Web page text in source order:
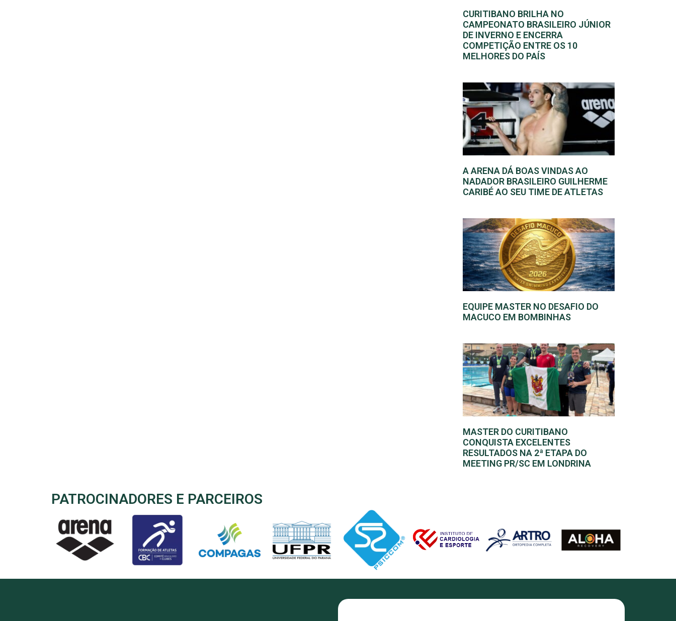
CURITIBANO BRILHA NO
CAMPEONATO BRASILEIRO JÚNIOR
DE INVERNO E ENCERRA
COMPETIÇÃO ENTRE OS 10
MELHORES DO PAÍS
A ARENA DÁ BOAS VINDAS AO
NADADOR BRASILEIRO GUILHERME
CARIBÉ AO SEU TIME DE ATLETAS
EQUIPE MASTER NO DESAFIO DO
MACUCO EM BOMBINHAS
MASTER DO CURITIBANO
CONQUISTA EXCELENTES
RESULTADOS NA 2ª ETAPA DO
MEETING PR/SC EM LONDRINA
PATROCINADORES E PARCEIROS